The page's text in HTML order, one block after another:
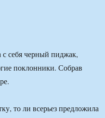
себя черный пиджак,
поклонники. Собрав
то ли всерьез предложила